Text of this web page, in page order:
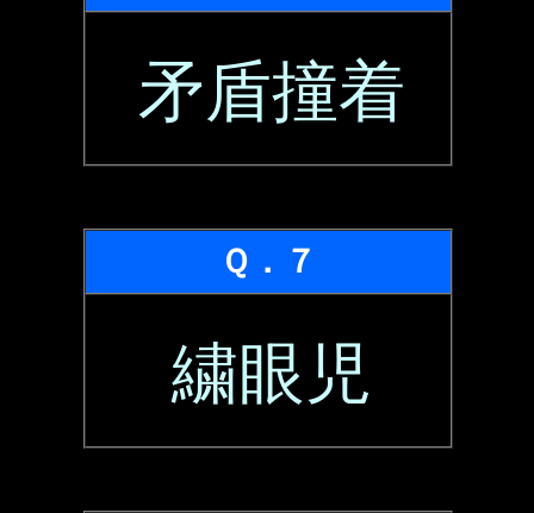
矛盾撞着
Ｑ．７
繍眼児